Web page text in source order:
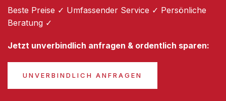
Beste Preise ✓ Umfassender Service ✓ Persönliche
Beratung ✓
Jetzt unverbindlich anfragen & ordentlich sparen:
UNVERBINDLICH ANFRAGEN